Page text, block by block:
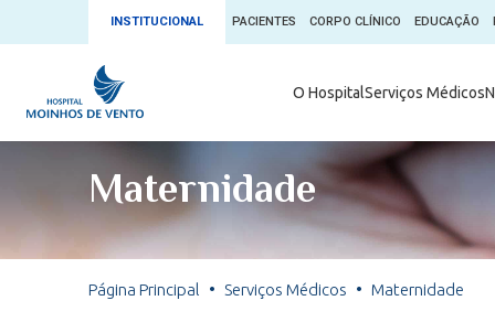
INSTITUCIONAL PACIENTES CORPO CLÍNICO EDUCAÇÃO
O HospitalServiços Médicos
Serviços Médicos
Núcleos e Especialidades
Exames
Fale com o Moinhos
Ambulatório
Comitê de
Conheça
Blog Saúde
Convênios
Maternidade
Página Principal Serviços Médicos Maternidade